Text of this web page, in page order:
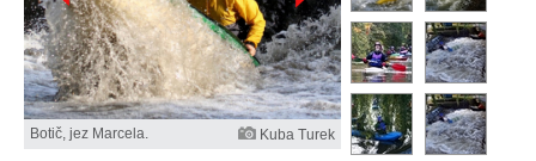
Botič, jez Marcela. Kuba Turek